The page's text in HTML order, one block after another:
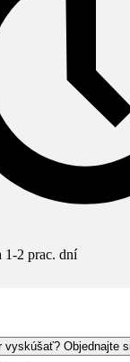
1-2 prac. dní
vyskúšať? Objednajte